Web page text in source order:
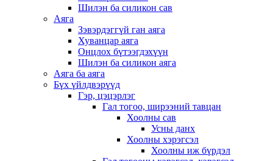
Шилэн ба силикон сав
Аяга
Зэвэрдэггүй ган аяга
Хуванцар аяга
Онцлох бүтээгдэхүүн
Шилэн ба силикон аяга
Аяга ба аяга
Бүх үйлдвэрүүд
Гэр, цэцэрлэг
Гал тогоо, ширээний тавцан
Хоолны сав
Усны данх
Хоолны хэрэгсэл
Хоолны иж бүрдэл